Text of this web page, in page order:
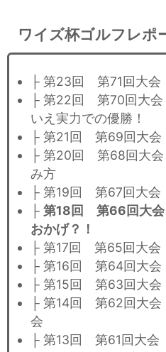
ワイズ杯ゴルフレポ
├ 第23回 第71回大
├ 第22回 第70回大会
いえ実力での優勝！
├ 第21回 第69回大
├ 第20回 第68回大
み方
├ 第19回 第67回大
├ 第18回 第66回大
おかげ？！
├ 第17回 第65回大
├ 第16回 第64回大会
├ 第15回 第63回大
├ 第14回 第62回大
会
├ 第13回 第61回大